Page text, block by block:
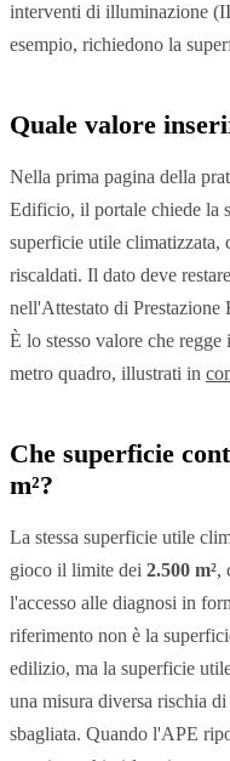
interventi di illuminazione
esempio, richiedono la
Quale valore
Nella prima pagina della
Edificio, il portale chiede la
superficie utile climatizzata,
riscaldati. Il dato deve
nell'Attestato di Prestazione
È lo stesso valore che regge
metro quadro, illustrati in
Che superficie
m²?
La stessa superficie utile
gioco il limite dei 2.500 m²,
l'accesso alle diagnosi in
riferimento non è la
edilizio, ma la superficie
una misura diversa rischia
sbagliata. Quando l'APE